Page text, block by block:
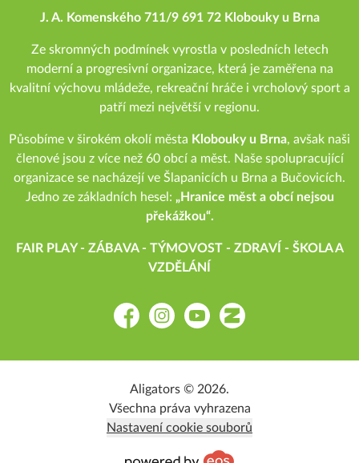
J. A. Komenského 711/9 691 72 Klobouky u Brna
Ze skromných podmínek vyrostla v posledních letech
moderní a progresivní organizace, která je zaměřena na
kvalitní výchovu mládeže, rekreační hráče i vrcholový sport a
patří mezi největší v regionu.
Působíme v širokém okolí města Klobouky u Brna, avšak naši
členové jsou z více než 60 obcí a měst. Naše spolupracující
organizace se nacházejí ve Šlapanicích u Brna a Bučovicích.
Jedno ze základních hesel: „Hranice měst a obcí nejsou
překážkou“.
FAIR PLAY - ZÁBAVA - TÝMOVOST - ZDRAVÍ - ŠKOLA A
VZDĚLÁNÍ
FacebookInstagramYouTubeZonerama
Aligators © 2026.
Všechna práva vyhrazena
Nastavení cookie souborů